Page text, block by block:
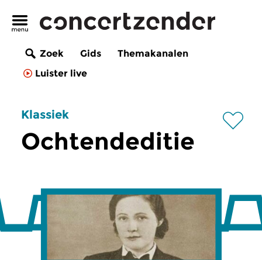
Zoek Gids
Themakanalen
Luister live
Klassiek
Ochtendeditie